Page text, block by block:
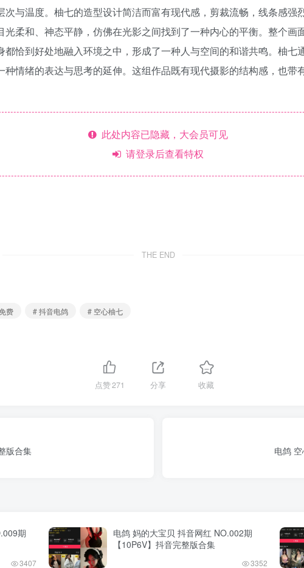
与温度。柚七的造型设计简洁而富有现代感，剪裁流畅，线条感
柔和、神态平静，仿佛在光影之间找到了一种内心的平衡。整个
恰到好处地融入环境之中，形成了一种人与空间的和谐共鸣。柚七
情绪的表达与思考的延伸。这组作品既有现代摄影的结构感，也带
此处内容已隐藏，大会员可见
请登录后查看特权
THE END
费 # 抖音电鸽 # 空心柚七
点赞271 分享 收藏
版合集
电鸽
期
3407
电鸽 妈的大宝贝 抖音网红 NO.002期
【10P6V】抖音完整版合集
3352